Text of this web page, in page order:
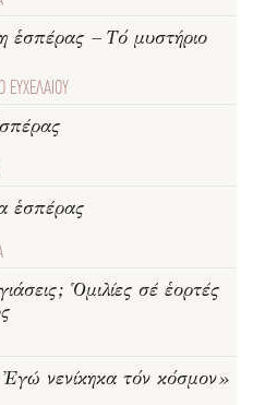
ἑσπέρας – Τό μυστήριο
ΕΥΧΕΛΑΙΟΥ
ἑσπέρας
Ὁμιλίες σέ ἑορτές
νενίκηκα τόν κόσμον»